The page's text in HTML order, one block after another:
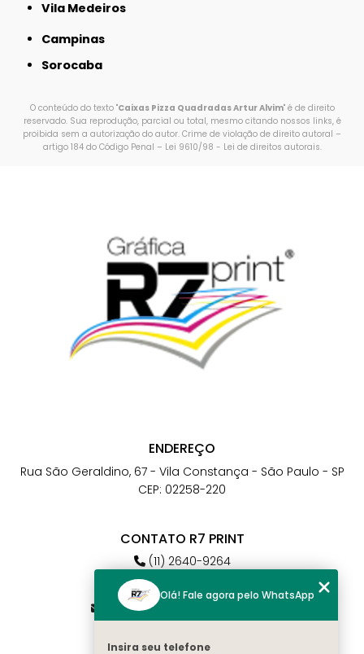
Vila Medeiros
Campinas
Sorocaba
O conteúdo do texto "Caixas Pizza Quadradas Artur Alvim" é de direito
reservado. Sua reprodução, parcial ou total, mesmo citando nossos links, é
proibida sem a autorização do autor. Crime de violação de direito autoral –
artigo 184 do Código Penal – Lei 9610/98 - Lei de direitos autorais.
ENDEREÇO
Rua São Geraldino, 67 - Vila Constança - São Paulo - SP
CEP: 02258-220
CONTATO R7 PRINT
(11) 2640-9264
(11) 98784-6664
atendimento@r7print.com.br
Olá! Fale agora pelo WhatsApp
Insira seu telefone